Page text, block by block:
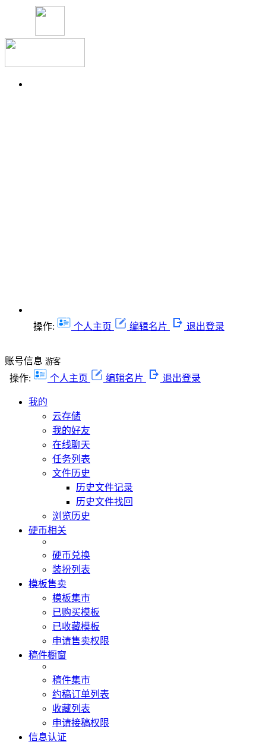
操作: 个人主页 编辑名片 退出登录
账号信息 游客
操作: 个人主页 编辑名片 退出登录
我的
云存储
我的好友
在线聊天
任务列表
文件历史
历史文件记录
历史文件找回
浏览历史
硬币相关
硬币兑换
装扮列表
模板售卖
模板集市
已购买模板
已收藏模板
申请售卖权限
稿件橱窗
稿件集市
约稿订单列表
收藏列表
申请接稿权限
信息认证